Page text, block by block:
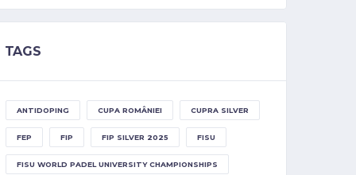
TAGS
ANTIDOPING CUPA ROMÂNIEI CUPRA SILVER
FEP FIP FIP SILVER 2025 FISU
FISU WORLD PADEL UNIVERSITY CHAMPIONSHIPS